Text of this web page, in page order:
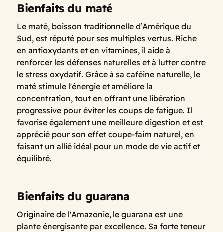
Bienfaits du maté
Le maté, boisson traditionnelle d’Amérique du
Sud, est réputé pour ses multiples vertus. Riche
en antioxydants et en vitamines, il aide à
renforcer les défenses naturelles et à lutter contre
le stress oxydatif. Grâce à sa caféine naturelle, le
maté stimule l'énergie et améliore la
concentration, tout en offrant une libération
progressive pour éviter les coups de fatigue. Il
favorise également une meilleure digestion et est
apprécié pour son effet coupe-faim naturel, en
faisant un allié idéal pour un mode de vie actif et
équilibré.
Bienfaits du guarana
Originaire de l'Amazonie, le guarana est une
plante énergisante par excellence. Sa forte teneur